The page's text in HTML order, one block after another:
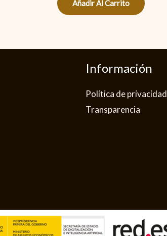
Añadir Al Carrito
Información
Política de privacidad​
Transparencia